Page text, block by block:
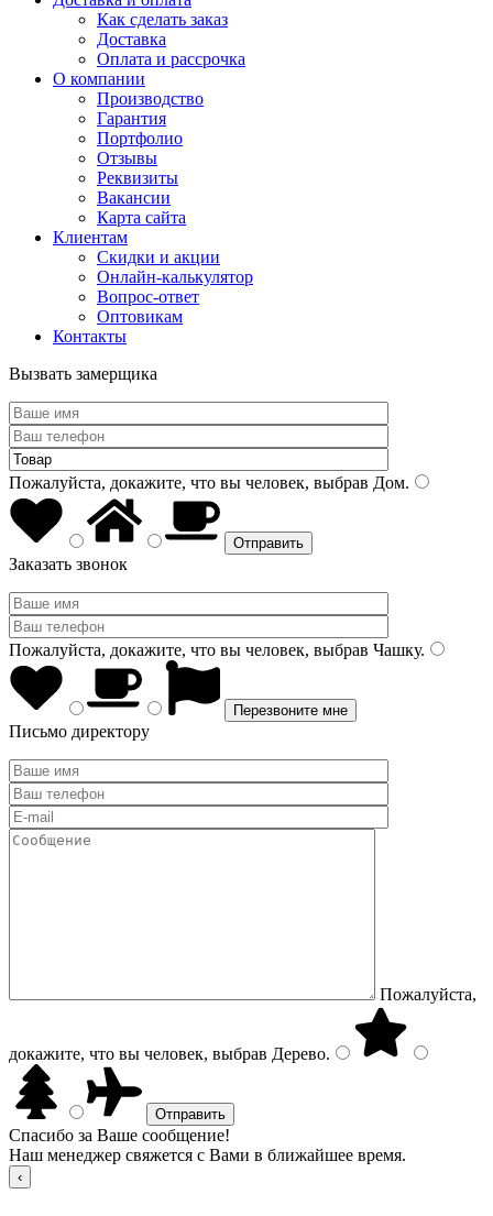
Как сделать заказ
Доставка
Оплата и рассрочка
О компании
Производство
Гарантия
Портфолио
Отзывы
Реквизиты
Вакансии
Карта сайта
Клиентам
Скидки и акции
Онлайн-калькулятор
Вопрос-ответ
Оптовикам
Контакты
Вызвать замерщика
Пожалуйста, докажите, что вы человек, выбрав Дом.
Заказать звонок
Пожалуйста, докажите, что вы человек, выбрав Чашку.
Письмо директору
Пожалуйста,
докажите, что вы человек, выбрав Дерево.
Спасибо за Ваше сообщение!
Наш менеджер свяжется с Вами в ближайшее время.